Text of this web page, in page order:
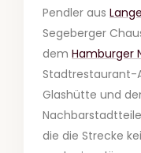
Pendler aus
Segeberger
dem Hamburger
Stadtrestaurant-
Glashütte und
die die Strecke